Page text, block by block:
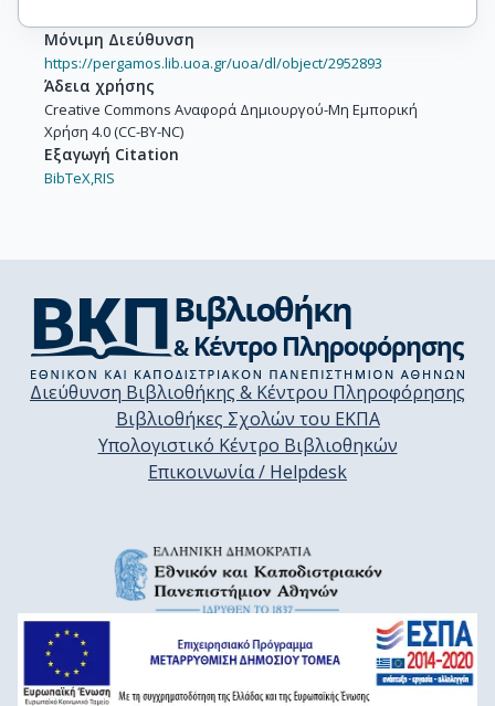
Μόνιμη Διεύθυνση
https://pergamos.lib.uoa.gr/uoa/dl/object/2952893
Άδεια χρήσης
Creative Commons Αναφορά Δημιουργού-Μη Εμπορική
Χρήση 4.0 (CC-BY-NC)
Εξαγωγή Citation
BibTeX,RIS
Διεύθυνση Βιβλιοθήκης & Κέντρου Πληροφόρησης
Βιβλιοθήκες Σχολών του ΕΚΠΑ
Υπολογιστικό Κέντρο Βιβλιοθηκών
Επικοινωνία / Helpdesk